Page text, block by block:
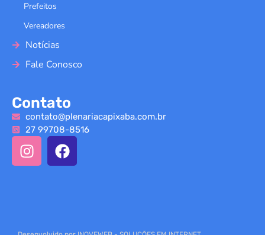
Prefeitos
Vereadores
Notícias
Fale Conosco
Contato
contato@plenariacapixaba.com.br
27 99708-8516